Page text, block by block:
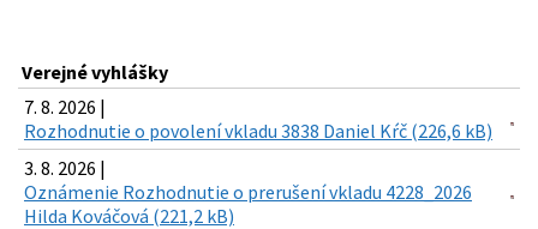
Verejné vyhlášky
7. 8. 2026 |
Rozhodnutie o povolení vkladu 3838 Daniel Kŕč (226,6 kB)
3. 8. 2026 |
Oznámenie Rozhodnutie o prerušení vkladu 4228_2026
Hilda Kováčová (221,2 kB)